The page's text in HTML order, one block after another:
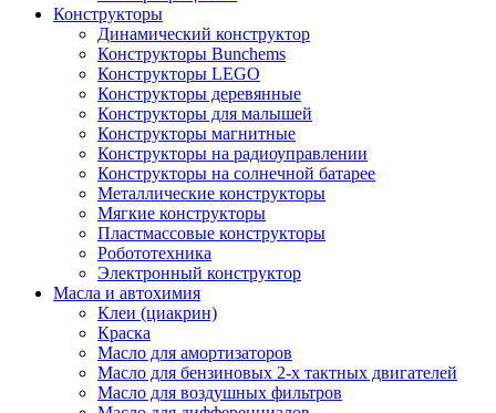
Конструкторы
Динамический конструктор
Конструкторы Bunchems
Конструкторы LEGO
Конструкторы деревянные
Конструкторы для малышей
Конструкторы магнитные
Конструкторы на радиоуправлении
Конструкторы на солнечной батарее
Металлические конструкторы
Мягкие конструкторы
Пластмассовые конструкторы
Робототехника
Электронный конструктор
Масла и автохимия
Клеи (циакрин)
Краска
Масло для амортизаторов
Масло для бензиновых 2-х тактных двигателей
Масло для воздушных фильтров